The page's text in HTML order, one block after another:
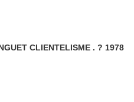
MEUSE . PREFECTURE. G. LONGUET CLIENTELISME . ? 1978